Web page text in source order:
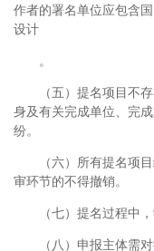
作者的署名单位应包含
设计
。
（五）提名项目不
身及有关完成单位、完
纷。
（六）所有提名项
审环节的不得撤销。
（七）提名过程中
（八）申报主体需